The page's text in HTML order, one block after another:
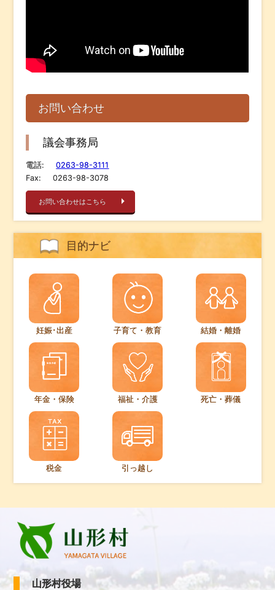
お問い合わせ
議会事務局
電話:
0263-98-3111
Fax:
0263-98-3078
お問い合わせはこちら
目的ナビ
妊娠･出産 子育て・教育 結婚・離婚
年金・保険 福祉・介護 死亡・葬儀
税金 引っ越し
山形村役場